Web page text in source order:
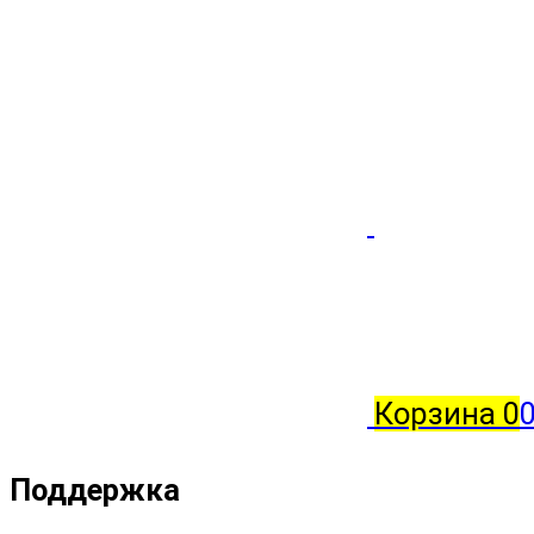
Корзина 0
Поддержка